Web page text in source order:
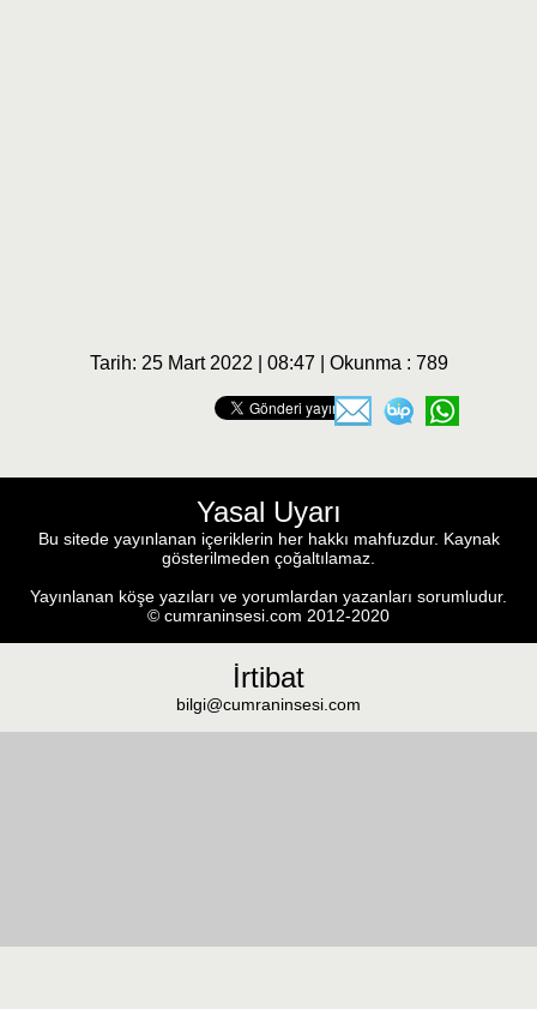
Tarih: 25 Mart 2022 | 08:47 | Okunma : 789
Yasal Uyarı
Bu sitede yayınlanan içeriklerin her hakkı mahfuzdur. Kaynak
gösterilmeden çoğaltılamaz.
Yayınlanan köşe yazıları ve yorumlardan yazanları sorumludur.
© cumraninsesi.com 2012-2020
İrtibat
bilgi@cumraninsesi.com